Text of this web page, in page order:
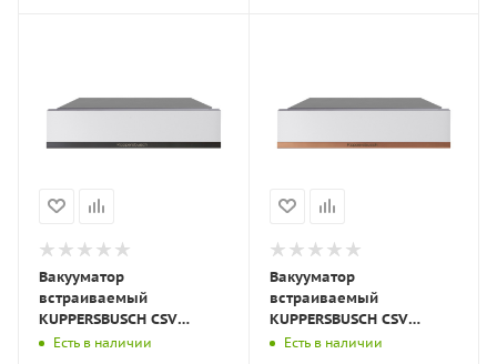
Вакууматор
встраиваемый
KUPPERSBUSCH CSV
6800.0 W2 белое
Есть в наличии
Вакууматор
встраиваемый
KUPPERSBUSCH CSV
6800.0 W7 белое
Есть в наличии